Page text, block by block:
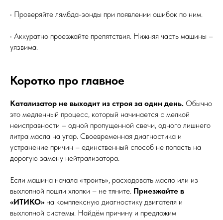
• Проверяйте лямбда-зонды при появлении ошибок по ним.
• Аккуратно проезжайте препятствия. Нижняя часть машины –
уязвима.
Коротко про главное
Катализатор не выходит из строя за один день. Обычно
это медленный процесс, который начинается с мелкой
неисправности – одной пропущенной свечи, одного лишнего
литра масла на угар. Своевременная диагностика и
устранение причин – единственный способ не попасть на
дорогую замену нейтрализатора.
Если машина начала «троить», расходовать масло или из
выхлопной пошли хлопки – не тяните. Приезжайте в
«ИТИКО» на комплексную диагностику двигателя и
выхлопной системы. Найдём причину и предложим